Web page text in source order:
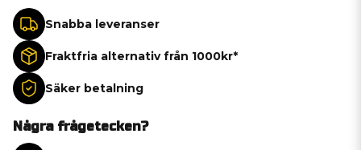
Snabba leveranser
Fraktfria alternativ från 1000kr*
Säker betalning
Några frågetecken?